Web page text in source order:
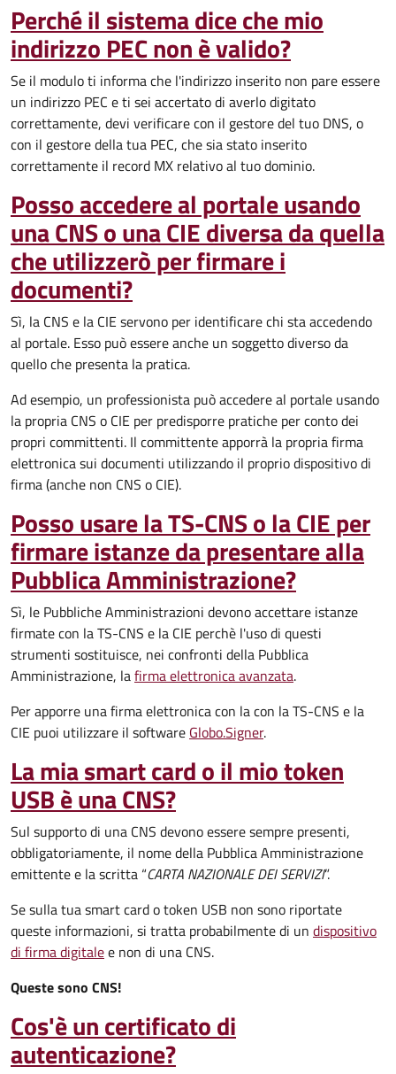
Perché il sistema dice che mio
indirizzo PEC non è valido?
Se il modulo ti informa che l'indirizzo inserito non pare essere
un indirizzo PEC e ti sei accertato di averlo digitato
correttamente, devi verificare con il gestore del tuo DNS, o
con il gestore della tua PEC, che sia stato inserito
correttamente il record MX relativo al tuo dominio.
Posso accedere al portale usando
una CNS o una CIE diversa da quella
che utilizzerò per firmare i
documenti?
Sì, la CNS e la CIE servono per identificare chi sta accedendo
al portale. Esso può essere anche un soggetto diverso da
quello che presenta la pratica.
Ad esempio, un professionista può accedere al portale usando
la propria CNS o CIE per predisporre pratiche per conto dei
propri committenti. Il committente apporrà la propria firma
elettronica sui documenti utilizzando il proprio dispositivo di
firma (anche non CNS o CIE).
Posso usare la TS-CNS o la CIE per
firmare istanze da presentare alla
Pubblica Amministrazione?
Sì, le Pubbliche Amministrazioni devono accettare istanze
firmate con la TS-CNS e la CIE perchè l'uso di questi
strumenti sostituisce, nei confronti della Pubblica
Amministrazione, lafirma elettronica avanzata.
Per apporre una firma elettronica con la con la TS-CNS e la
CIE puoi utilizzare il software Globo.Signer.
La mia smart card o il mio token
USB è una CNS?
Sul supporto di una CNS devono essere sempre presenti,
obbligatoriamente, il nome della Pubblica Amministrazione
emittente e la scritta “CARTA NAZIONALE DEI SERVIZI”.
Se sulla tua smart card o token USB non sono riportate
queste informazioni, si tratta probabilmente di un dispositivo
di firma digitalee non di una CNS.
Queste sono CNS!
Cos'è un certificato di
autenticazione?